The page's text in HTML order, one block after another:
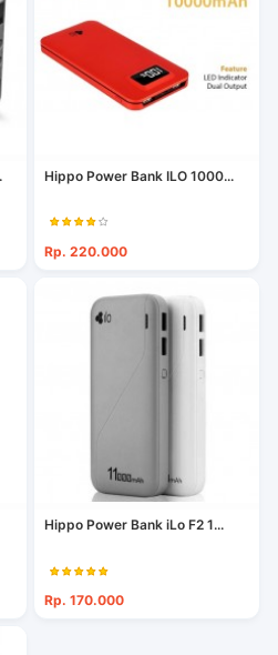
Hippo Power Bank ILO 1000...
Rp. 220.000
Hippo Power Bank iLo F2 1...
Rp. 170.000